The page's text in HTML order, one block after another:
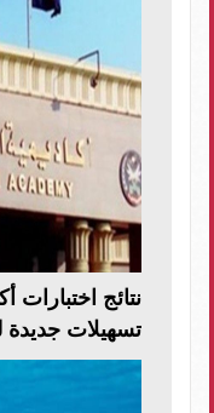
نتائج اختبارات
تسهيلات جديدة